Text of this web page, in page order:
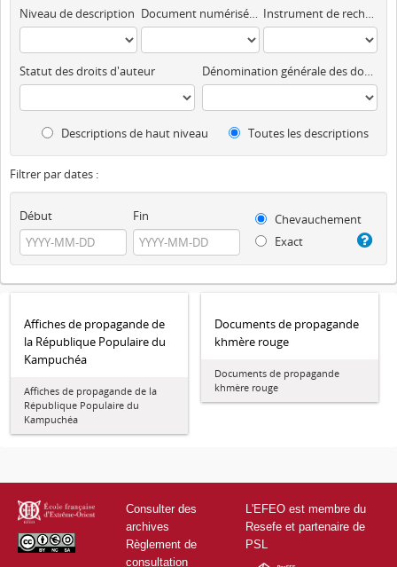
Niveau de description Document numérisé disponible Instrument de recherche
Statut des droits d'auteur Dénomination générale des documents
Descriptions de haut niveau Toutes les descriptions
Filtrer par dates :
Début Fin
Chevauchement
Exact
Affiches de propagande de
la République Populaire du
Kampuchéa
Affiches de propagande de la
République Populaire du
Kampuchéa
Documents de propagande
khmère rouge
Documents de propagande
khmère rouge
Consulter des
archives
Règlement de
consultation
L'EFEO est membre du
Resefe et partenaire de
PSL